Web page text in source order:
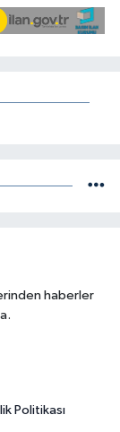
haberler
Politikası